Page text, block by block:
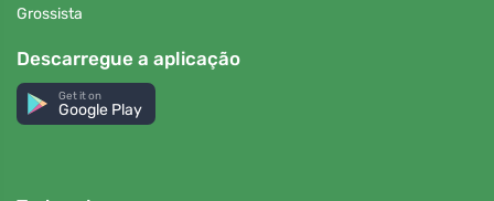
Grossista
Descarregue a aplicação
Get it on
Google Play